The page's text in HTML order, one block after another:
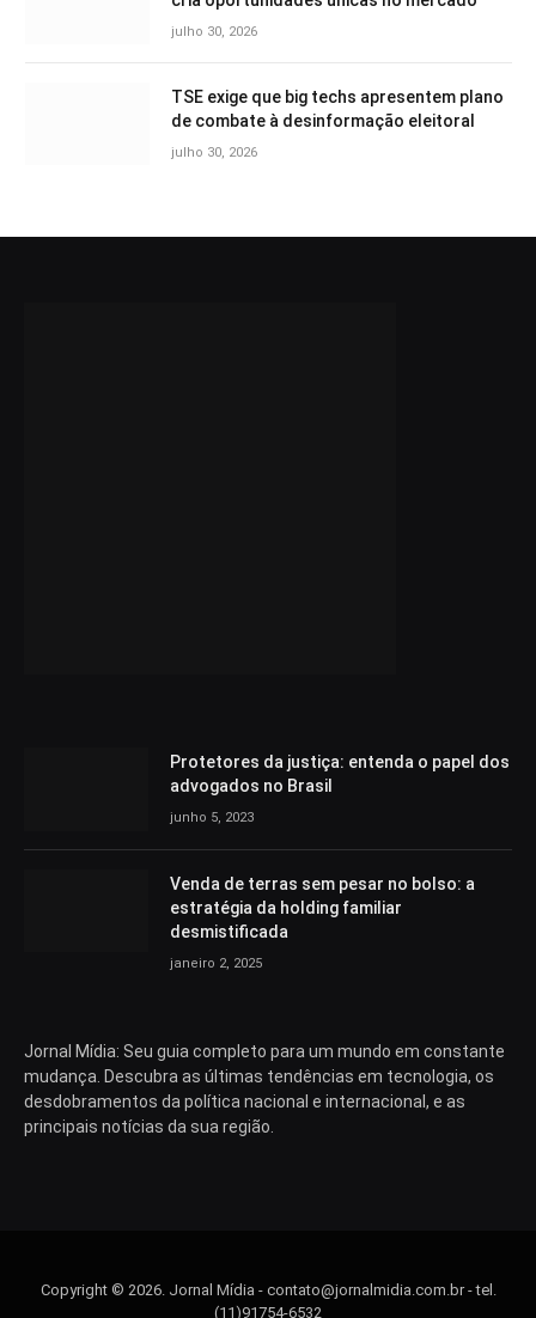
julho 30, 2026
TSE exige que big techs apresentem plano
de combate à desinformação eleitoral
julho 30, 2026
Protetores da justiça: entenda o papel dos
advogados no Brasil
junho 5, 2023
Venda de terras sem pesar no bolso: a
estratégia da holding familiar
desmistificada
janeiro 2, 2025
Jornal Mídia: Seu guia completo para um mundo em constante
mudança. Descubra as últimas tendências em tecnologia, os
desdobramentos da política nacional e internacional, e as
principais notícias da sua região.
Copyright © 2026. Jornal Mídia - contato@jornalmidia.com.br- tel.
(11)91754-6532